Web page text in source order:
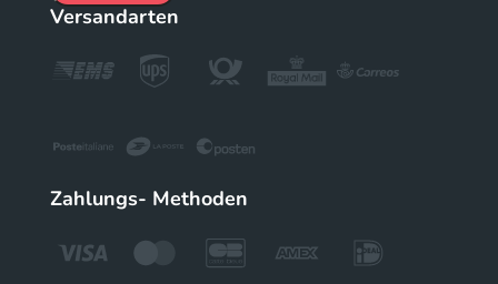
Versandarten
Zahlungs- Methoden